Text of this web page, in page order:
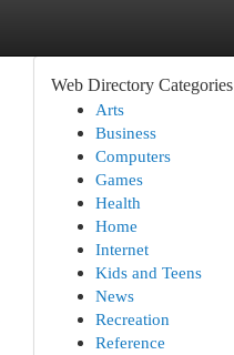
Web Directory Categories
Arts
Business
Computers
Games
Health
Home
Internet
Kids and Teens
News
Recreation
Reference